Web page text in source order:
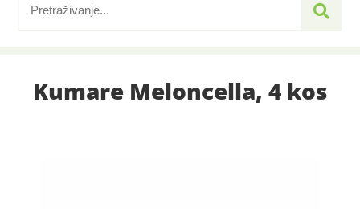
Kumare Meloncella, 4 kos